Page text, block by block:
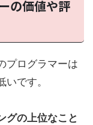
の価値や評
プログラマーは
いです。
グの上位なこと